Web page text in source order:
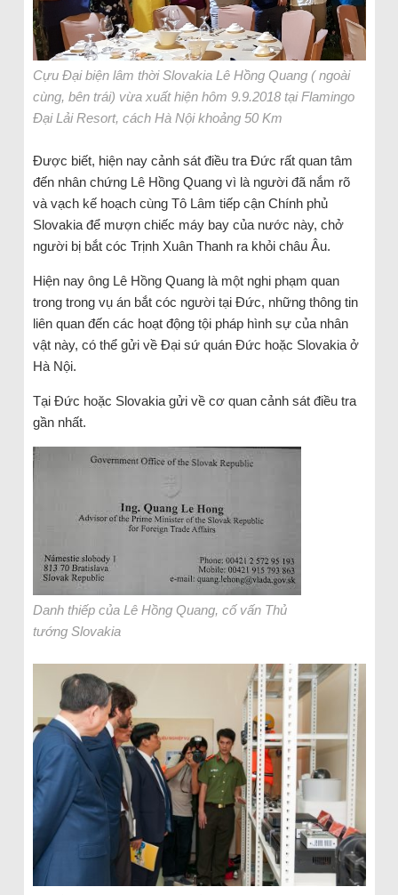
Cựu Đại biện lâm thời Slovakia Lê Hồng Quang ( ngoài
cùng, bên trái) vừa xuất hiện hôm 9.9.2018 tại Flamingo
Đại Lải Resort, cách Hà Nội khoảng 50 Km
Được biết, hiện nay cảnh sát điều tra Đức rất quan tâm
đến nhân chứng Lê Hồng Quang vì là người đã nắm rõ
và vạch kế hoạch cùng Tô Lâm tiếp cận Chính phủ
Slovakia để mượn chiếc máy bay của nước này, chở
người bị bắt cóc Trịnh Xuân Thanh ra khỏi châu Âu.
Hiện nay ông Lê Hồng Quang là một nghi phạm quan
trong trong vụ án bắt cóc người tại Đức, những thông tin
liên quan đến các hoạt động tội pháp hình sự của nhân
vật này, có thể gửi về Đại sứ quán Đức hoặc Slovakia ở
Hà Nội.
Tại Đức hoặc Slovakia gửi về cơ quan cảnh sát điều tra
gần nhất.
Danh thiếp của Lê Hồng Quang, cố vấn Thủ
tướng Slovakia